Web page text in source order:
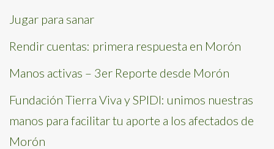
Jugar para sanar
Rendir cuentas: primera respuesta en Morón
Manos activas – 3er Reporte desde Morón
Fundación Tierra Viva y SPIDI: unimos nuestras
manos para facilitar tu aporte a los afectados de
Morón